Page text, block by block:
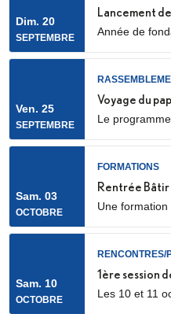
marquée par
en mission
Dim. 20
SEPTEMBRE
Lancement
Année de
biblique,
auprès des
vie fraternelle.
Ven. 25
SEPTEMBRE
Voyage du
Le
aujourd’hui,
des temps
Sam. 03
OCTOBRE
FORMATIONS
Rentrée
Une
Bernardins.
Sam. 10
OCTOBRE
RENCONTRES/
1ère session
provinciale
Les 10 et 11